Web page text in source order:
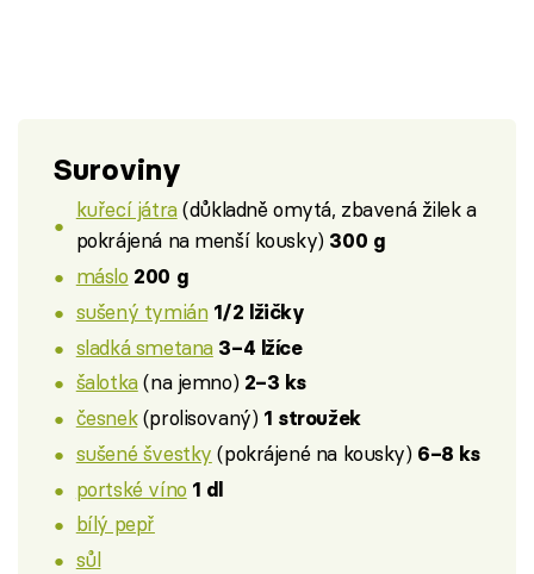
Suroviny
kuřecí játra(důkladně omytá, zbavená žilek a
pokrájená na menší kousky) 300 g
máslo 200 g
sušený tymián 1/2 lžičky
sladká smetana 3–4 lžíce
šalotka(na jemno) 2–3 ks
česnek(prolisovaný) 1 stroužek
sušené švestky (pokrájené na kousky) 6–8 ks
portské víno 1 dl
bílý pepř
sůl